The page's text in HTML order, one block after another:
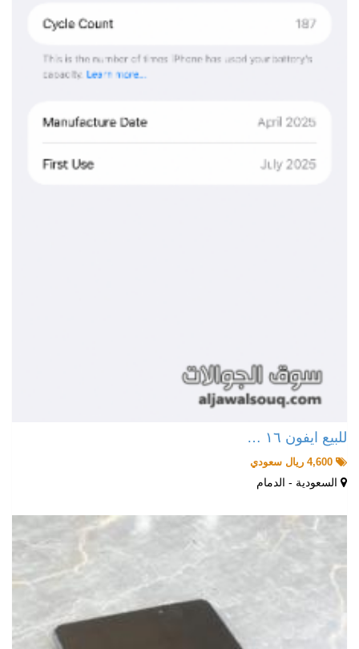
للبيع ايفون ١٦ …
السعودية - الدمام